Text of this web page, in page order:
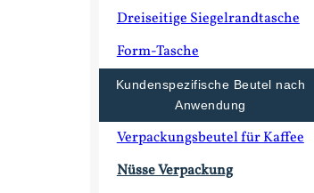
Dreiseitige Siegelrandtasche
Form-Tasche
Kundenspezifische Beutel nach
Anwendung
Verpackungsbeutel für Kaffee
Nüsse Verpackung